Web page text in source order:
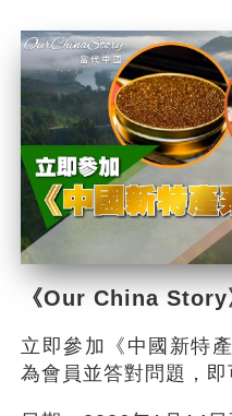
《Our China Story
立即參加《中國新特
為會員並答對問題，即